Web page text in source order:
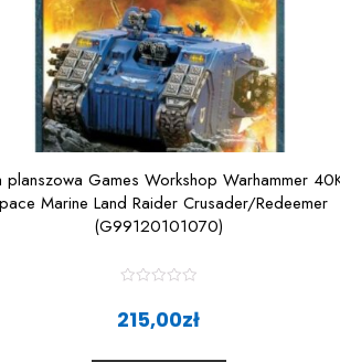
planszowa Games Workshop Warhammer
Marine Land Raider Crusader/Redeemer
(G99120101070)
t
215,00zł